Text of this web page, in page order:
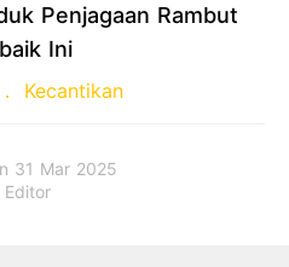
Penjagaan Rambut
Ini
Kecantikan
31 Mar 2025